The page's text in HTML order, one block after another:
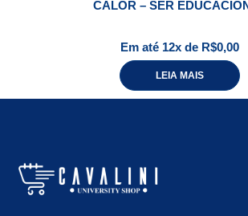
CALOR – SER
Em até 12x de R$0,00
LEIA MAIS